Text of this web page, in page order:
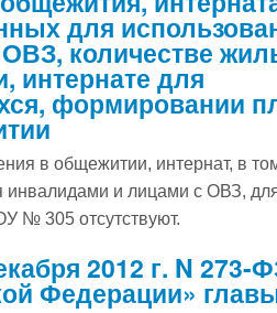
Организация питания
Развивающая предметно-
Обеспечение здоровья,
Доступная среда
для
количестве
интернате для
формировании
в общежитии, интернат, в
инвалидами и лицами с ОВЗ,
№ 305 отсутствуют.
2012 г. N 273-
Федерации»